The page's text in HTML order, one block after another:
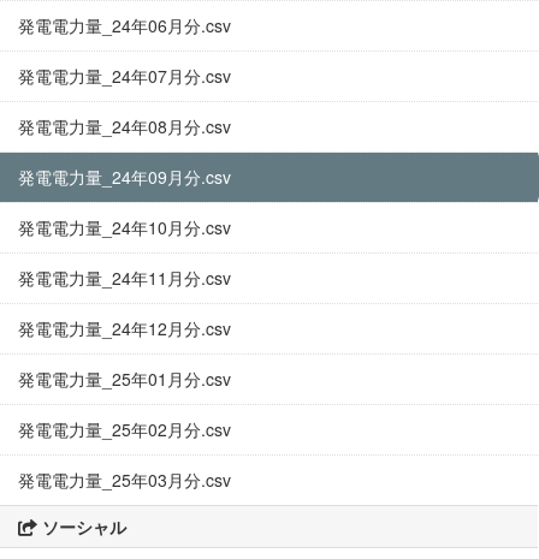
発電電力量_24年06月分.csv
発電電力量_24年07月分.csv
発電電力量_24年08月分.csv
発電電力量_24年09月分.csv
発電電力量_24年10月分.csv
発電電力量_24年11月分.csv
発電電力量_24年12月分.csv
発電電力量_25年01月分.csv
発電電力量_25年02月分.csv
発電電力量_25年03月分.csv
ソーシャル